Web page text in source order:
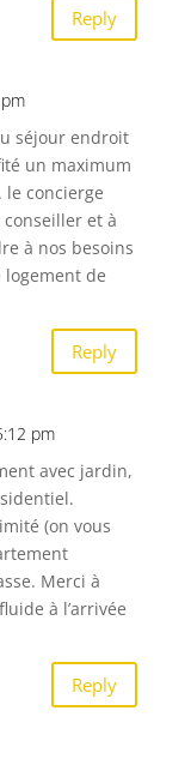
Reply
séjour endroit
un maximum
le concierge
et à
à nos besoins
logement de
Reply
pm
avec jardin,
(on vous
Merci à
à l’arrivée
Reply